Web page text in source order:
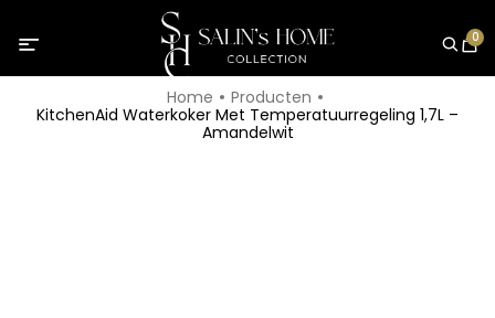
0
Home
Producten
KitchenAid Waterkoker Met Temperatuurregeling 1,7L –
Amandelwit